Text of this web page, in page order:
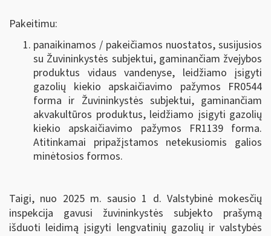
Pakeitimu:
panaikinamos / pakeičiamos nuostatos, susijusios
su Žuvininkystės subjektui, gaminančiam žvejybos
produktus vidaus vandenyse, leidžiamo įsigyti
gazolių kiekio apskaičiavimo pažymos FR0544
forma ir Žuvininkystės subjektui, gaminančiam
akvakultūros produktus, leidžiamo įsigyti gazolių
kiekio apskaičiavimo pažymos FR1139 forma.
Atitinkamai pripažįstamos netekusiomis galios
minėtosios formos.
Taigi, nuo 2025 m. sausio 1 d. Valstybinė mokesčių
inspekcija gavusi žuvininkystės subjekto prašymą
išduoti leidimą įsigyti lengvatinių gazolių ir valstybės